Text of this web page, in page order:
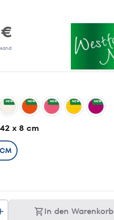
NEW NEW NEW NEW NEW
x 8 cm
In den Warenkorb